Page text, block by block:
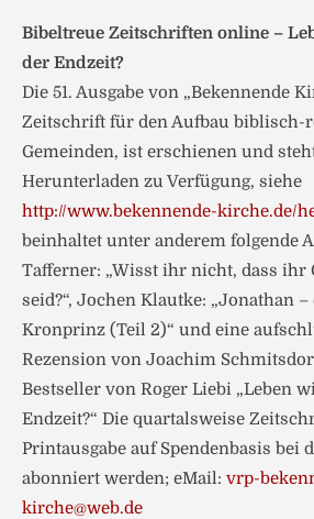
Bibeltreue Zeitschriften online –
der Endzeit?
Die 51. Ausgabe von „Bekennende
Zeitschrift für den Aufbau biblisch-
Gemeinden, ist erschienen und
Herunterladen zu Verfügung, siehe
http://www.bekennende-kirche.de/
beinhaltet unter anderem folgende
Tafferner: „Wisst ihr nicht, dass ihr
seid?“, Jochen Klautke: „Jonathan
Kronprinz (Teil 2)“ und eine
Rezension von Joachim
Bestseller von Roger Liebi „Leben
Endzeit?“ Die quartalsweise
Printausgabe auf Spendenbasis bei
abonniert werden; eMail: vrp-
kirche@web.de